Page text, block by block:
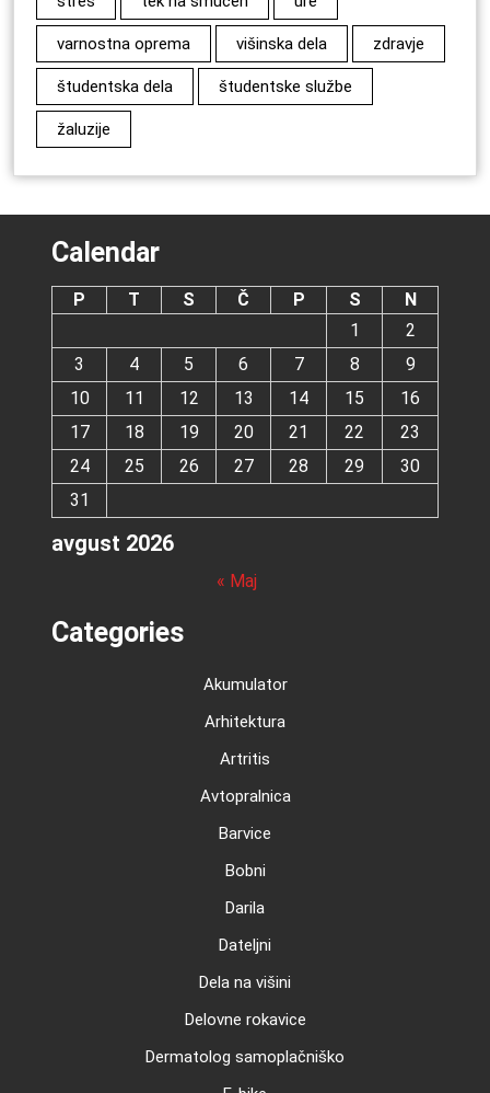
varnostna oprema višinska dela zdravje
študentska dela študentske službe
žaluzije
Calendar
avgust 2026
P T S Č P S
N
1
2
3
4 5 6 7 8
9
10
11 12 13 14 15
16
17
18 19 20 21 22
23
24
25 26 27 28 29
30
31
« Maj
Categories
Akumulator
Arhitektura
Artritis
Avtopralnica
Barvice
Bobni
Darila
Dateljni
Dela na višini
Delovne rokavice
Dermatolog samoplačniško